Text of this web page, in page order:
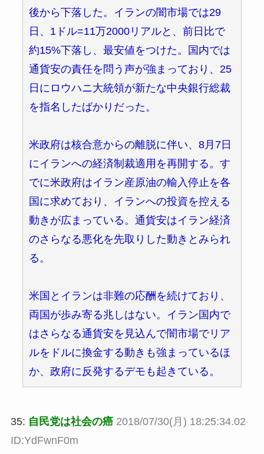
後から下落した。イランの闇市場では29
日、1ドル=11万2000リアルと、前日比で
約15%下落し、最安値をつけた。国内では
通貨安の責任を問う声が強まっており、25
日にロウハニ大統領が新たな中央銀行総裁
を指名したばかりだった。
米政府は核合意からの離脱に伴い、8月7日
にイランへの経済制裁適用を再開する。す
でに米政府はイラン産原油の輸入停止を各
国に求めており、イランへの投資を控える
動きが広まっている。通貨安はイラン経済
のさらなる悪化を先取りした動きとみられ
る。
米国とイランは非難の応酬を続けており、
両国が歩み寄る兆しはない。イラン国内で
はさらなる通貨安を見込んで闇市場でリア
ルをドルに換金する動きも強まっているほ
か、政府に反発するデモも起きている。
35: 自民党は社会の癌 2018/07/30(月) 18:25:34.02
ID:YdFwnF0m